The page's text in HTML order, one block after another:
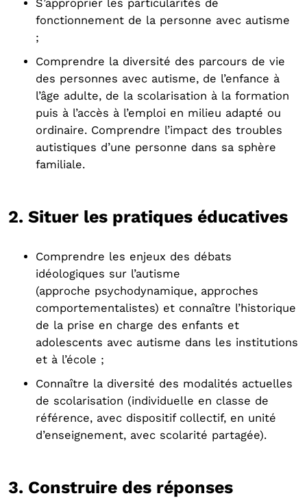
S’approprier les particularités de
fonctionnement de la personne avec autisme
;
Comprendre la diversité des parcours de vie
des personnes avec autisme, de l’enfance à
l’âge adulte, de la scolarisation à la formation
puis à l’accès à l’emploi en milieu adapté ou
ordinaire. Comprendre l’impact des troubles
autistiques d’une personne dans sa sphère
familiale.
2. Situer les pratiques éducatives
Comprendre les enjeux des débats
idéologiques sur l’autisme
(approche psychodynamique, approches
comportementalistes) et connaître l’historique
de la prise en charge des enfants et
adolescents avec autisme dans les institutions
et à l’école ;
Connaître la diversité des modalités actuelles
de scolarisation (individuelle en classe de
référence, avec dispositif collectif, en unité
d’enseignement, avec scolarité partagée).
3. Construire des réponses